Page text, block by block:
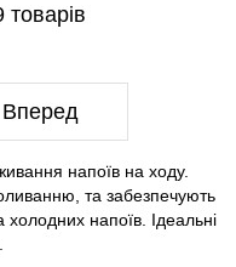
Вперед
напоїв на ходу.
та забезпечують
напоїв. Ідеальні